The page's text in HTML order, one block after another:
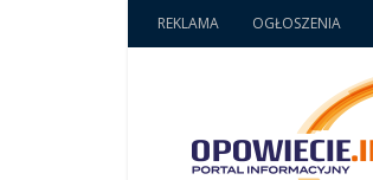
REKLAMA OGŁOSZENIA